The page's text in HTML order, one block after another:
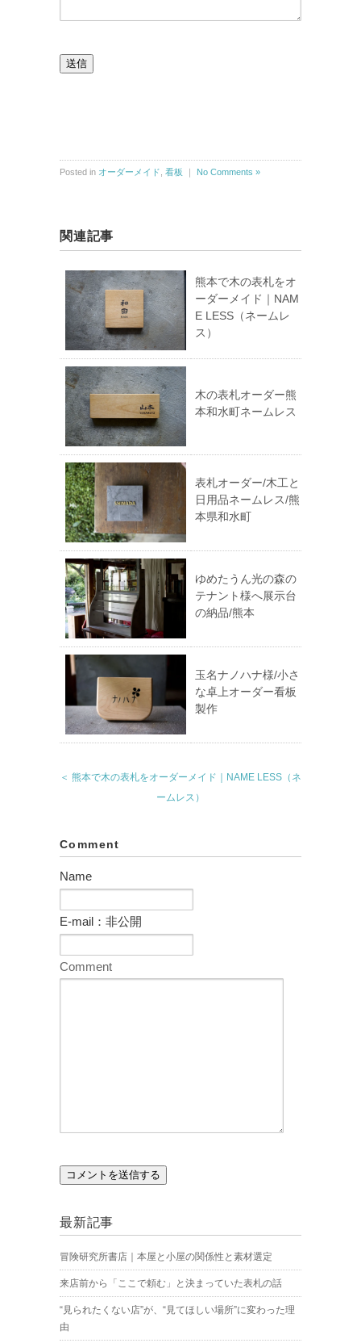
送信
Posted in オーダーメイド 看板 ｜ No Comments »
関連記事
熊本で木の表札をオ
ーダーメイド｜NAM
E LESS（ネームレ
ス）
木の表札オーダー熊
本和水町ネームレス
表札オーダー/木工と
日用品ネームレス/熊
本県和水町
ゆめたうん光の森の
テナント様へ展示台
の納品/熊本
玉名ナノハナ様/小さ
な卓上オーダー看板
製作
＜ 熊本で木の表札をオーダーメイド｜NAME LESS（ネ
ームレス）
Comment
Name
E-mail：非公開
Comment
最新記事
冒険研究所書店｜本屋と小屋の関係性と素材選定
来店前から「ここで頼む」と決まっていた表札の話
“見られたくない店”が、“見てほしい場所”に変わった理
由